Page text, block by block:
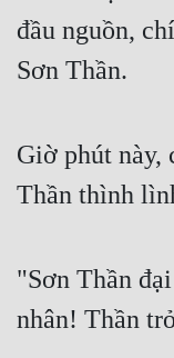
đầu nguồn,
Sơn Thần.
Giờ phút này,
Thần thình
"Sơn Thần
nhân! Thần